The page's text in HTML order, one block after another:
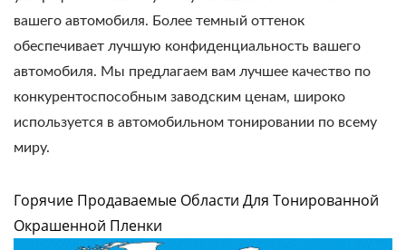
вашего автомобиля. Более темный оттенок
обеспечивает лучшую конфиденциальность вашего
автомобиля. Мы предлагаем вам лучшее качество по
конкурентоспособным заводским ценам, широко
используется в автомобильном тонировании по всему
миру.
Горячие Продаваемые Области Для Тонированной
Окрашенной Пленки